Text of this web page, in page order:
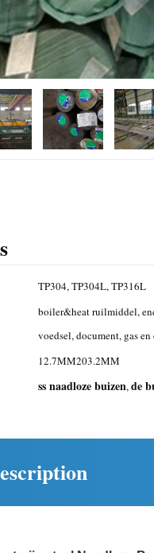
TP304, TP304L, TP316L
boiler&heat ruilmiddel,
voedsel, document, gas
12.7MM203.2MM
ss naadloze buizen,de